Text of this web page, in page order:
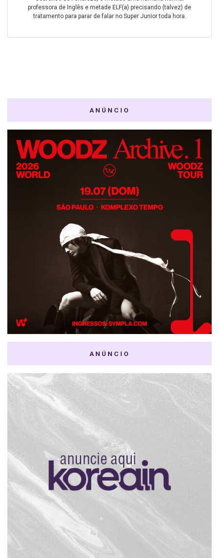
professora de Inglês e metade ELF(a) precisando (talvez) de
tratamento para parar de falar no Super Junior toda hora.
ANÚNCIO
ANÚNCIO